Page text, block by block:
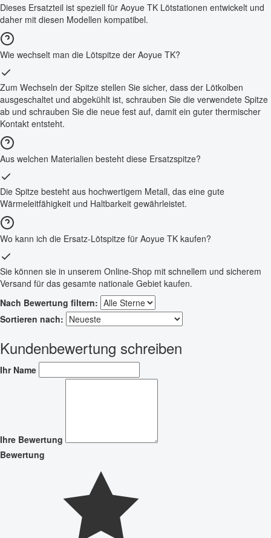
Dieses Ersatzteil ist speziell für Aoyue TK Lötstationen entwickelt und
daher mit diesen Modellen kompatibel.
Wie wechselt man die Lötspitze der Aoyue TK?
Zum Wechseln der Spitze stellen Sie sicher, dass der Lötkolben
ausgeschaltet und abgekühlt ist, schrauben Sie die verwendete Spitze
ab und schrauben Sie die neue fest auf, damit ein guter thermischer
Kontakt entsteht.
Aus welchen Materialien besteht diese Ersatzspitze?
Die Spitze besteht aus hochwertigem Metall, das eine gute
Wärmeleitfähigkeit und Haltbarkeit gewährleistet.
Wo kann ich die Ersatz-Lötspitze für Aoyue TK kaufen?
Sie können sie in unserem Online-Shop mit schnellem und sicherem
Versand für das gesamte nationale Gebiet kaufen.
Nach Bewertung filtern:
Sortieren nach:
Kundenbewertung schreiben
Ihr Name
Ihre Bewertung
Bewertung